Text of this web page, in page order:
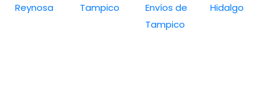
Reynosa
Tampico
Envíos de
Tampico
Hidalgo